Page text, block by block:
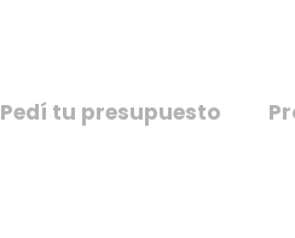
Pedí tu presupuesto